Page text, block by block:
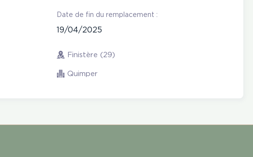
Date de fin du remplacement :
19/04/2025
Finistère (29)
Quimper